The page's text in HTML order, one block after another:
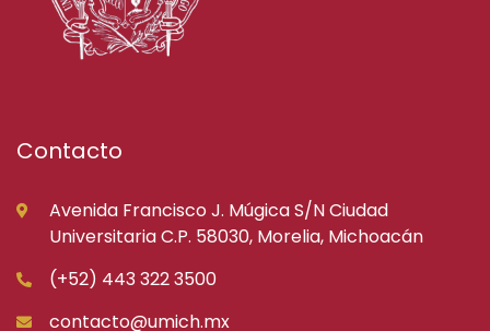
Contacto
Avenida Francisco J. Múgica S/N Ciudad
Universitaria C.P. 58030, Morelia, Michoacán
(+52) 443 322 3500
contacto@umich.mx